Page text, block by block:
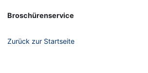
Broschürenservice
Zurück zur Startseite